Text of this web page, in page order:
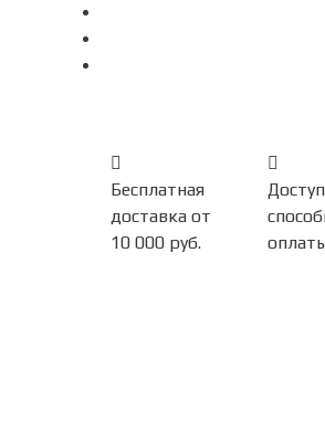
Бесплатная
доставка от
10 000 руб.